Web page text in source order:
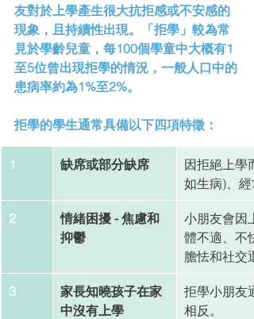
友對於上學產生很大抗拒感或不安感的
現象，且持續性出現。「拒學」較為常
見於學齡兒童，每100個學童中大概有1
至5位曾出現拒學的情況，一般人口中的
患病率約為1%至2%。
拒學的學生通常具備以下四項特徵：
1 缺席或部分缺席
因拒絕上學
如生病)、經
2
情緒困擾 - 焦慮和
抑鬱
小朋友會因
體不適、不
膽怯和社交
3
家長知曉孩子在家
中沒有上學
拒學小朋友
相反。